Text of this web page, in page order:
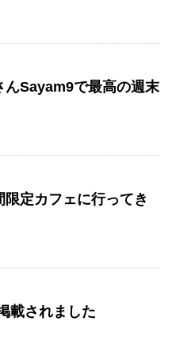
んSayam9で最高の週末
限定カフェに行ってき
載されました